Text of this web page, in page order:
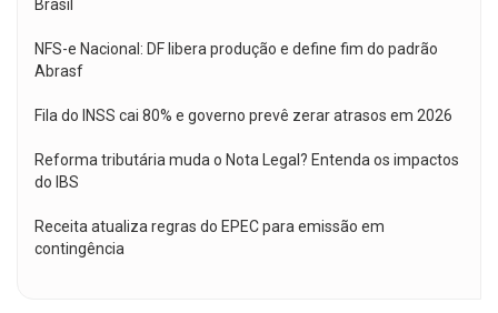
Brasil
NFS-e Nacional: DF libera produção e define fim do padrão
Abrasf
Fila do INSS cai 80% e governo prevê zerar atrasos em 2026
Reforma tributária muda o Nota Legal? Entenda os impactos
do IBS
Receita atualiza regras do EPEC para emissão em
contingência